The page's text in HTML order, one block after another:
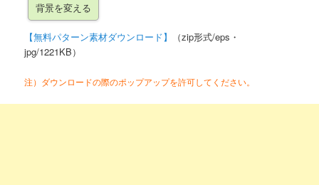
【無料パターン素材ダウンロード】
（zip形式/eps・
jpg/1221KB）
注）ダウンロードの際のポップアップを許可してください。